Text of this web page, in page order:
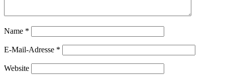
Name *
E-Mail-Adresse *
Website